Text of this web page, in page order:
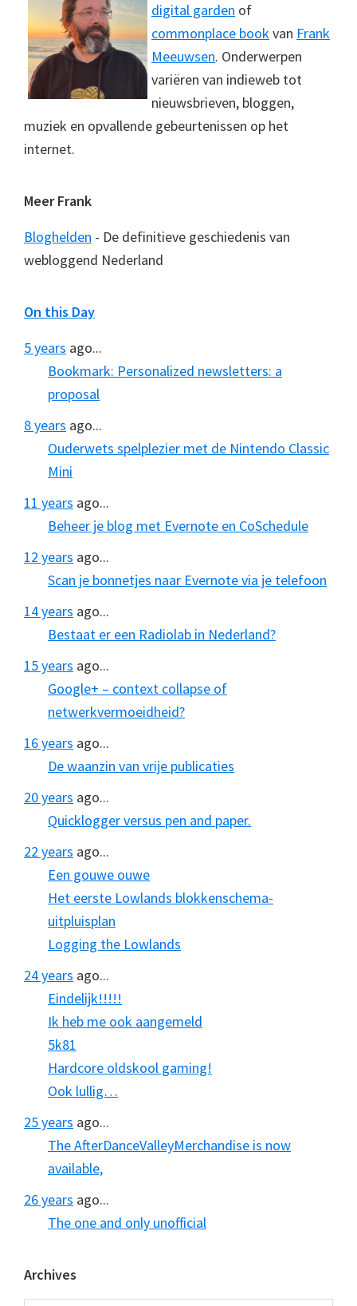
digital garden of
commonplace bookvan Frank
Meeuwsen. Onderwerpen
variëren van indieweb tot
nieuwsbrieven, bloggen,
muziek en opvallende gebeurtenissen op het
internet.
Meer Frank
Bloghelden - De definitieve geschiedenis van
webloggend Nederland
On this Day
5 years ago...
Bookmark: Personalized newsletters: a
proposal
8 years ago...
Ouderwets spelplezier met de Nintendo Classic
Mini
11 years ago...
Beheer je blog met Evernote en CoSchedule
12 years ago...
Scan je bonnetjes naar Evernote via je telefoon
14 years ago...
Bestaat er een Radiolab in Nederland?
15 years ago...
Google+ – context collapse of
netwerkvermoeidheid?
16 years ago...
De waanzin van vrije publicaties
20 years ago...
Quicklogger versus pen and paper.
22 years ago...
Een gouwe ouwe
Het eerste Lowlands blokkenschema-
uitpluisplan
Logging the Lowlands
24 years ago...
Eindelijk!!!!!
Ik heb me ook aangemeld
5k81
Hardcore oldskool gaming!
Ook lullig…
25 years ago...
The AfterDanceValleyMerchandise is now
available,
26 years ago...
The one and only unofficial
Archives